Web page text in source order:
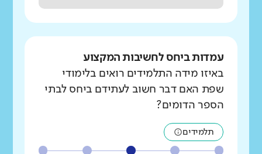
עמדות ביחס לחשיבות המקצוע
באיזו מידה התלמידים רואים בלימודי
שפת האם דבר חשוב לעתידם ביחס לבתי
הספר הדומים?
תלמידים